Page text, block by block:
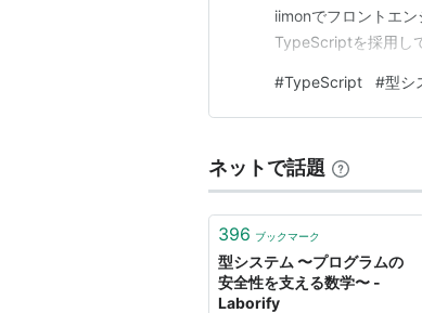
iimonでフロントエ
TypeScriptを採用し
し最近はClaudeを使
#TypeScript #型シ
ネットで話題
396 ブックマーク
型システム 〜プログラムの
安全性を支える数学〜 -
Laborify